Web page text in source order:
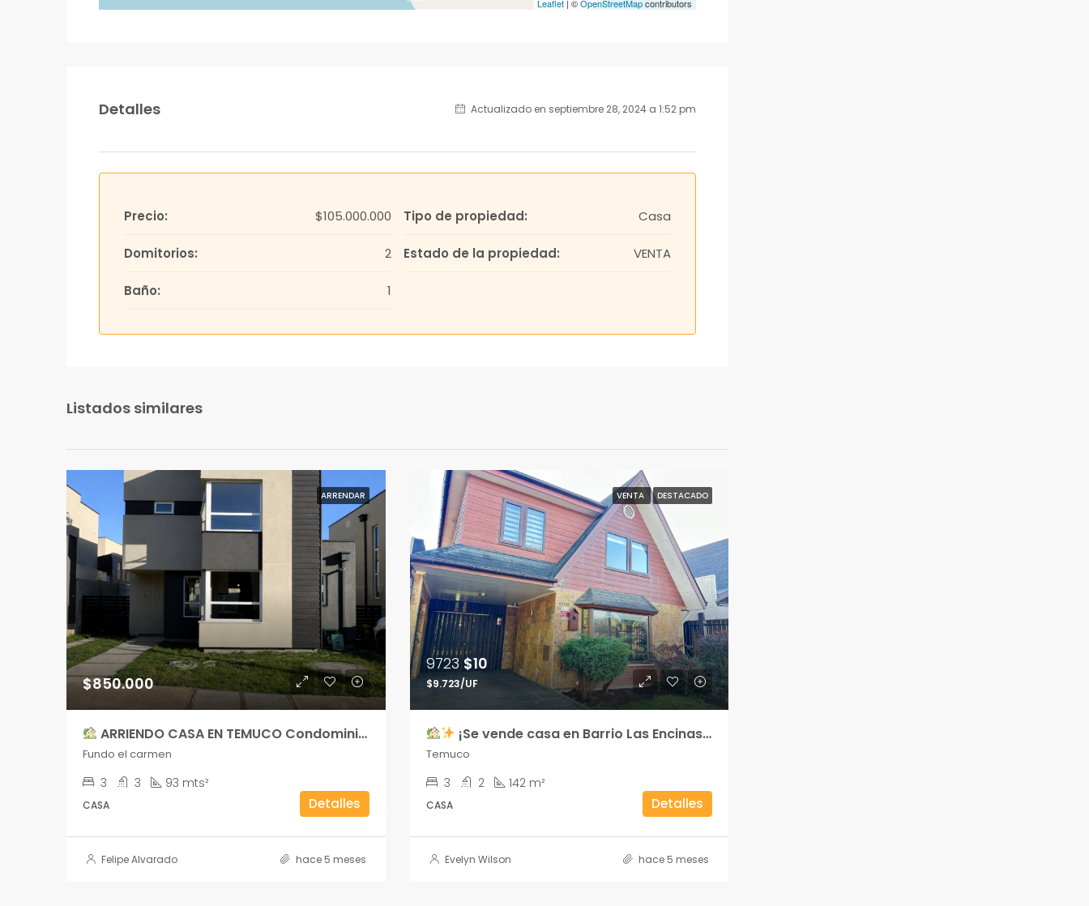
Leaflet | ©OpenStreetMapcontributors
Detalles Actualizado en septiembre 28, 2024 a 1:52 pm
Precio: $105.000.000
Domitorios: 2
Baño: 1
Tipo de propiedad: Casa
Estado de la propiedad: VENTA
Listados similares
ARRENDAR
$850.000
ARRIENDO CASA EN TEMUCO Condominio Terranova – Sector Fundo El Carmen
Fundo el carmen
3 3 93 mts²
CASA Detalles
Felipe Alvarado hace 5 meses
VENTA DESTACADO
9723$10
$9.723/UF
¡Se vende casa en Barrio Las Encinas, Temuco!
Temuco
3 2 142 m²
CASA Detalles
Evelyn Wilson hace 5 meses